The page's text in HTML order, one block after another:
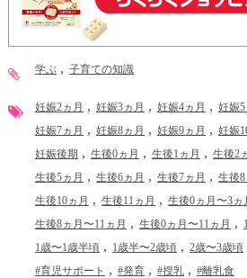
学ぶ 子育ての知識
妊娠2ヵ月 妊娠3ヵ月 妊娠4ヵ月 妊娠5
妊娠7ヵ月 妊娠8ヵ月 妊娠9ヵ月 妊娠
妊娠後期 生後0ヵ月 生後1ヵ月 生後2
生後5ヵ月 生後6ヵ月 生後7ヵ月 生後8
生後10ヵ月 生後11ヵ月 生後0ヵ月〜3ヵ
生後8ヵ月〜11ヵ月 生後0ヵ月〜11ヵ月
1歳〜1歳半頃 1歳半〜2歳頃 2歳〜3歳頃
#育児サポート #発育 #授乳 #離乳食